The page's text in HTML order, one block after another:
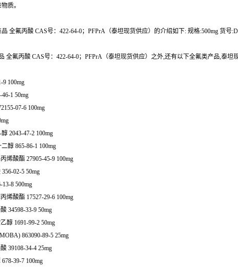
质。
全氟丙酸 CAS号：422-64-0；PFPrA（泰坦现货供应）的介绍如下: 规格:500mg 货号
全氟丙酸 CAS号：422-64-0；PFPrA（泰坦现货供应）之外,还有以下全氟类产品,泰坦
9 100mg
1 50mg
07-6 100mg
2043-47-2 100mg
醇 865-86-1 100mg
烯酸酯 27905-45-9 100mg
02-5 50mg
8 500mg
烯酸酯 17527-29-6 100mg
34598-33-9 50mg
醇 1691-99-2 50mg
863090-89-5 25mg
39108-34-4 25mg
39-7 100mg